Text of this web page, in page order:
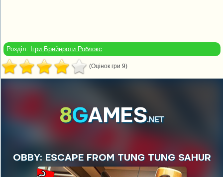
Розділ: Ігри Брейнроти Роблокс
(Оцінок гри 9)